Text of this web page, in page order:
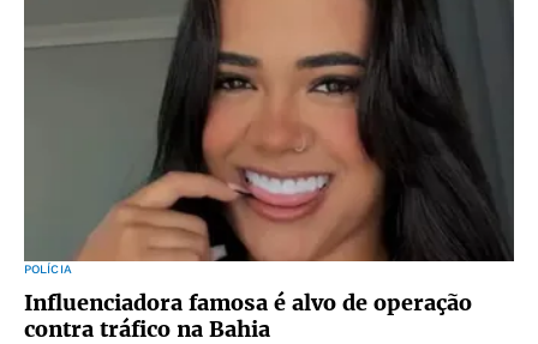
POLÍCIA
Influenciadora famosa é alvo de operação
contra tráfico na Bahia